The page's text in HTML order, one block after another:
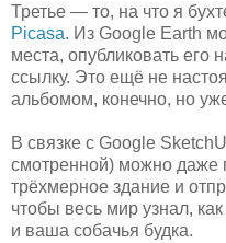
Третье — то, на что я
Picasa. Из Google Earth
места, опубликовать его
ссылку. Это ещё не
альбомом, конечно, но
В связке с Google
смотренной) можно даже
трёхмерное здание и
чтобы весь мир узнал,
и ваша собачья будка.